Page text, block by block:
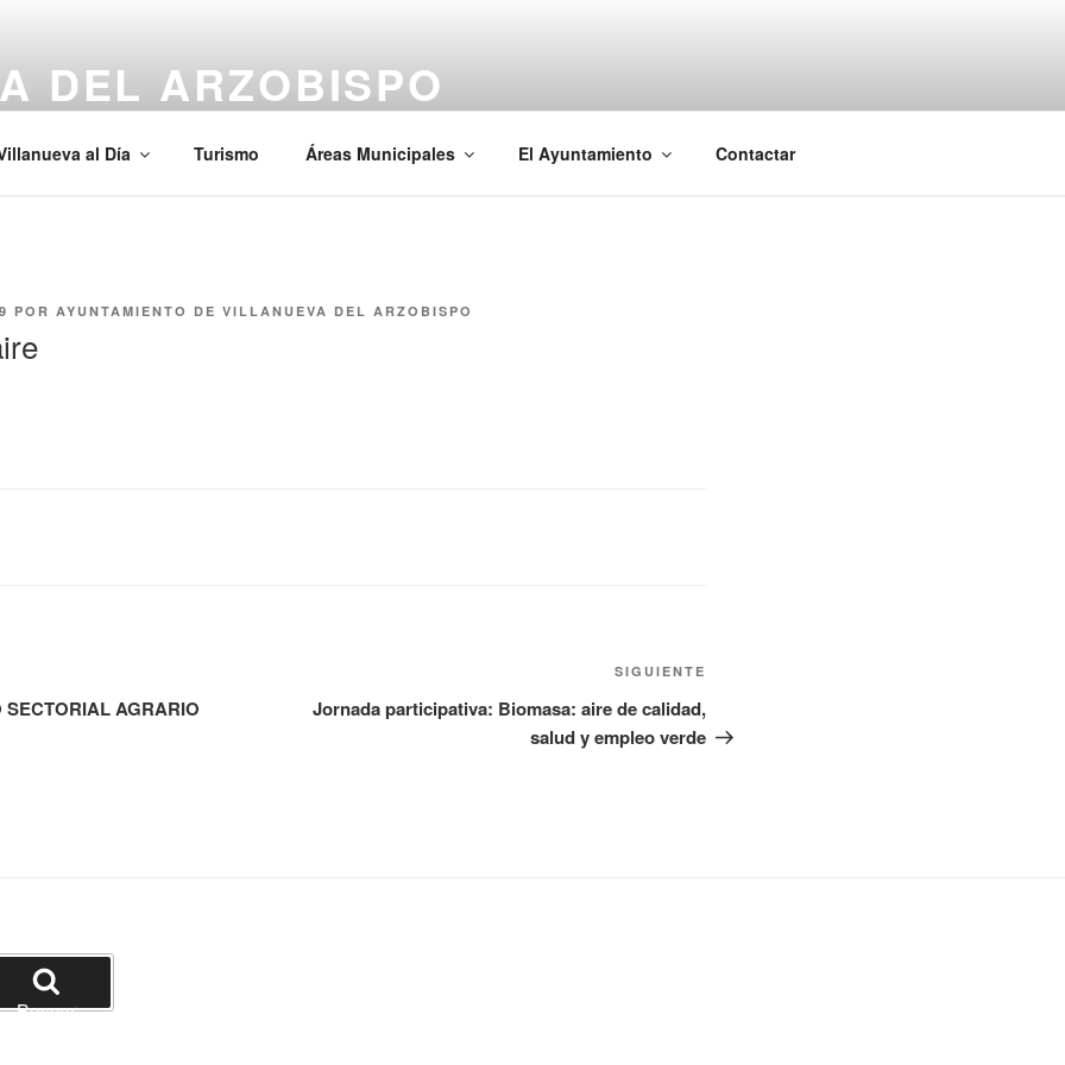
DEL ARZOBISPO
al Día Turismo Áreas Municipales El Ayuntamiento Contactar
POR AYUNTAMIENTO DE VILLANUEVA DEL ARZOBISPO
AGRARIO
SIGUIENTE
Jornada participativa: Biomasa: aire de calidad,
salud y empleo verde
Buscar